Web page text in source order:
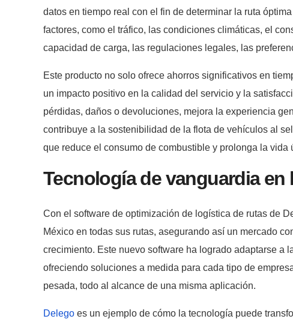
datos en tiempo real con el fin de determinar la ruta
factores, como el tráfico, las condiciones climáticas, el
capacidad de carga, las regulaciones legales, las
Este producto no solo ofrece ahorros significativos en
un impacto positivo en la calidad del servicio y la
pérdidas, daños o devoluciones, mejora la experiencia
contribuye a la sostenibilidad de la flota de vehículos al
que reduce el consumo de combustible y prolonga la vida
Tecnología de vanguardia
Con el software de optimización de logística de rutas de
México en todas sus rutas, asegurando así un mercado
crecimiento. Este nuevo software ha logrado adaptarse a
ofreciendo soluciones a medida para cada tipo de
pesada, todo al alcance de una misma aplicación.
Delego es un ejemplo de cómo la tecnología puede